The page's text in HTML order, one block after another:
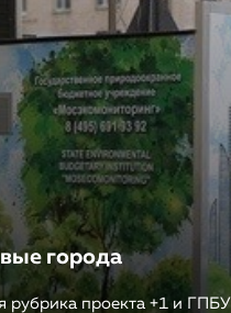
города
рубрика проекта +1 и ГПБУ